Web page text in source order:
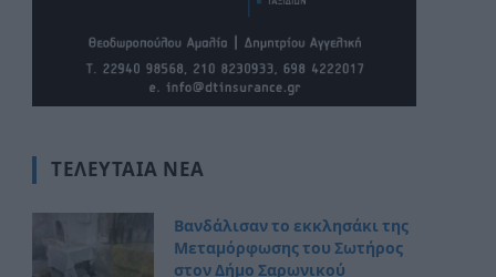
ΤΕΛΕΥΤΑΊΑ ΝΈΑ
Βανδάλισαν το εκκλησάκι της
Μεταμόρφωσης του Σωτήρος
στον Δήμο Σαρωνικού